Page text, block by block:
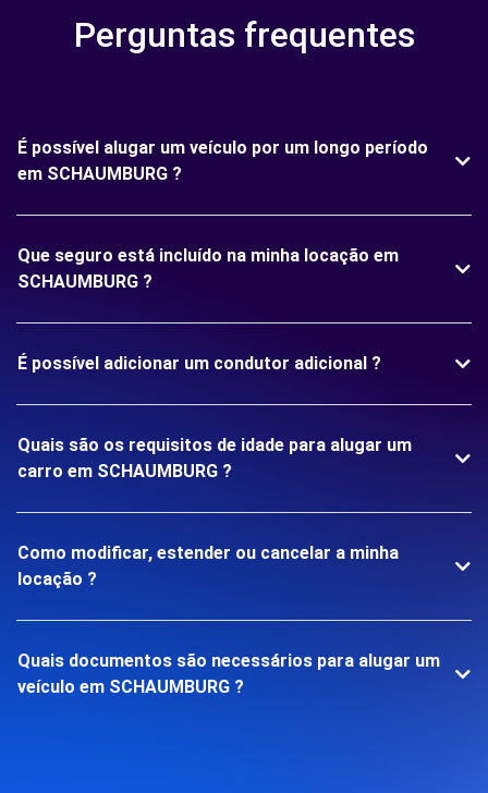
Perguntas frequentes
É possível alugar um veículo por um longo período
em SCHAUMBURG ?
Que seguro está incluído na minha locação em
SCHAUMBURG ?
É possível adicionar um condutor adicional ?
Quais são os requisitos de idade para alugar um
carro em SCHAUMBURG ?
Como modificar, estender ou cancelar a minha
locação ?
Quais documentos são necessários para alugar um
veículo em SCHAUMBURG ?